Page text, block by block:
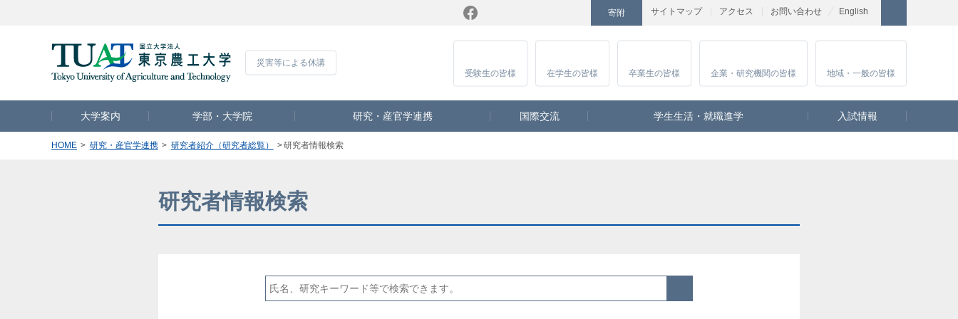
サイトマップ アクセス お問い合わせ
寄附 English
Instagram
災害等による休講
受験生の皆様 在学生の皆様 卒業生の皆様 企業・研究機関の皆様 地域・一般の皆様
大学案内 学部・大学院 研究・産官学連携 国際交流 学生生活・就職進学 入試情報
HOME 研究・産官学連携 研究者紹介（研究者総覧） 研究者情報検索
研究者情報検索